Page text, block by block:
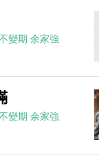
變期 余家強
變期 余家強